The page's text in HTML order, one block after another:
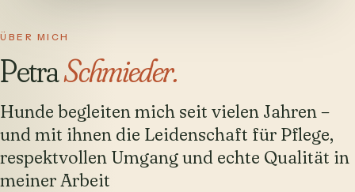
ÜBER MICH
PetraSchmieder.
Hunde begleiten mich seit vielen Jahren –
und mit ihnen die Leidenschaft für Pflege,
respektvollen Umgang und echte Qualität in
meiner Arbeit